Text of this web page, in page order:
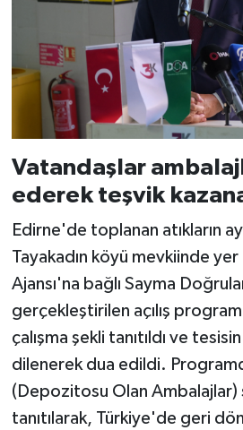
Vatandaşlar
ederek teşvik
Edirne'de toplanan atıkların
Tayakadın köyü mevkiinde
Ajansı'na bağlı Sayma
gerçekleştirilen açılış
çalışma şekli tanıtıldı ve tesisin
dilenerek dua edildi.
(Depozitosu Olan Ambalajlar)
tanıtılarak, Türkiye'de geri